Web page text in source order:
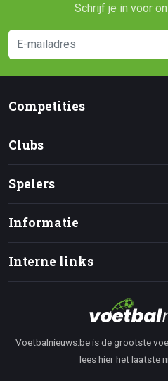
Schrijf je in voor
Competities
Clubs
Spelers
Informatie
Interne links
Voetbalnieuws.be is de grootste
lees hier het laatste